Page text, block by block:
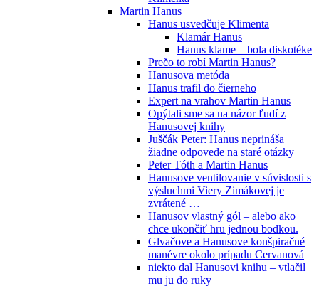
Martin Hanus
Hanus usvedčuje Klimenta
Klamár Hanus
Hanus klame – bola diskotéke
Prečo to robí Martin Hanus?
Hanusova metóda
Hanus trafil do čierneho
Expert na vrahov Martin Hanus
Opýtali sme sa na názor ľudí z
Hanusovej knihy
Juščák Peter: Hanus neprináša
žiadne odpovede na staré otázky
Peter Tóth a Martin Hanus
Hanusove ventilovanie v súvislosti s
výsluchmi Viery Zimákovej je
zvrátené …
Hanusov vlastný gól – alebo ako
chce ukončiť hru jednou bodkou.
Glvačove a Hanusove konšpiračné
manévre okolo prípadu Cervanová
niekto dal Hanusovi knihu – vtlačil
mu ju do ruky